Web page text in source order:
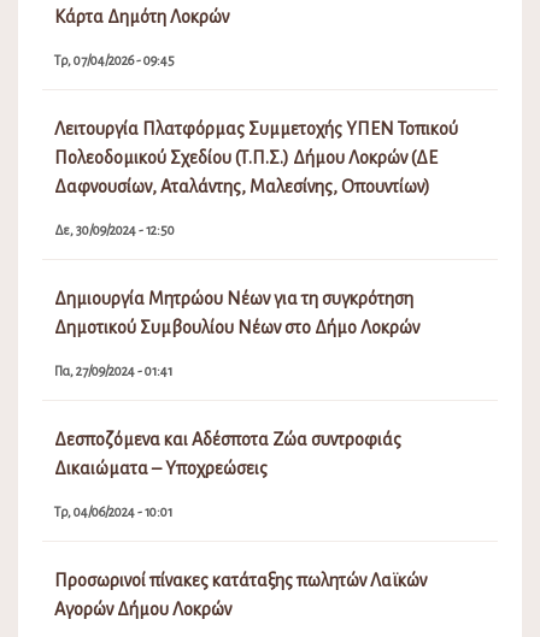
Κάρτα Δημότη Λοκρών
Τρ, 07/04/2026 - 09:45
Λειτουργία Πλατφόρμας Συμμετοχής ΥΠΕΝ Τοπικού
Πολεοδομικού Σχεδίου (Τ.Π.Σ.) Δήμου Λοκρών (ΔΕ
Δαφνουσίων, Αταλάντης, Μαλεσίνης, Οπουντίων)
Δε, 30/09/2024 - 12:50
Δημιουργία Μητρώου Νέων για τη συγκρότηση
Δημοτικού Συμβουλίου Νέων στο Δήμο Λοκρών
Πα, 27/09/2024 - 01:41
Δεσποζόμενα και Αδέσποτα Ζώα συντροφιάς
Δικαιώματα – Υποχρεώσεις
Τρ, 04/06/2024 - 10:01
Προσωρινοί πίνακες κατάταξης πωλητών Λαϊκών
Αγορών Δήμου Λοκρών